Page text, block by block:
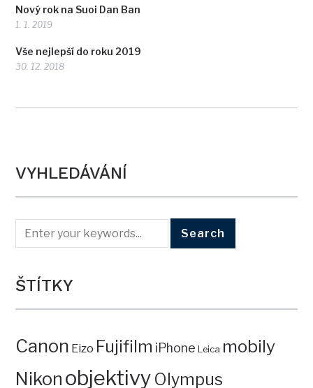
Nový rok na Suoi Dan Ban
1. 1. 2019
Vše nejlepší do roku 2019
30. 12. 2018
VYHLEDÁVÁNÍ
ŠTÍTKY
Canon Eizo Fujifilm iPhone Leica mobily
Nikon objektivy Olympus